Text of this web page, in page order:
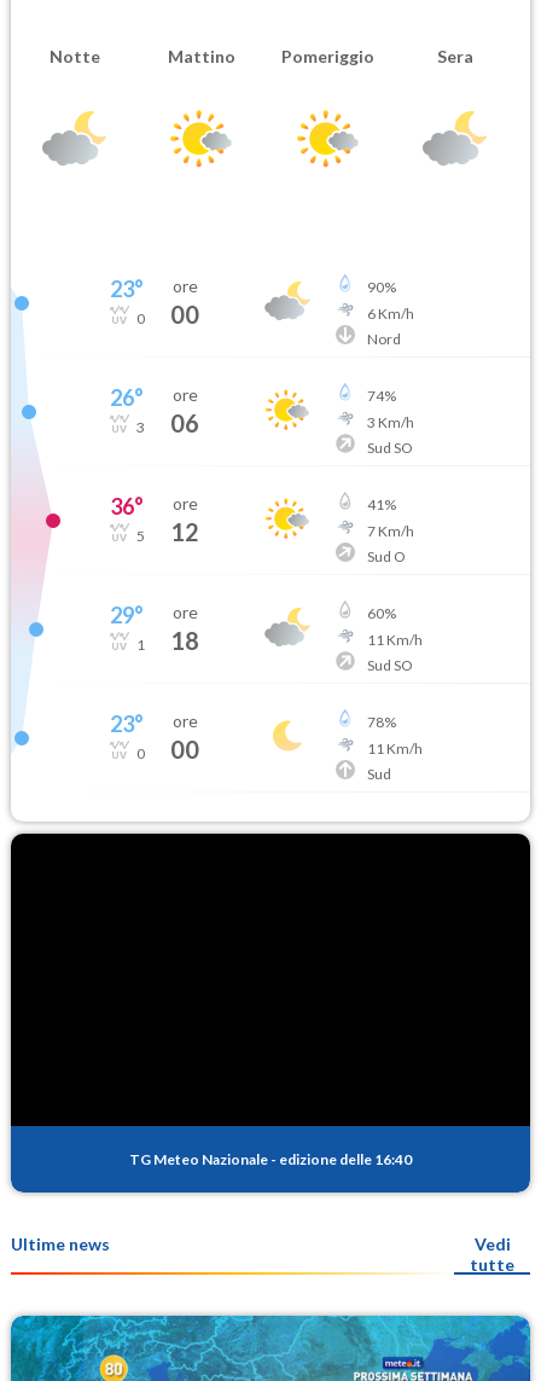
Notte Mattino Pomeriggio Sera
23°
0
ore
00
90%
6Km/h
Nord
26°
3
ore
06
74%
3 Km/h
Sud SO
36°
5
ore
12
41%
7Km/h
Sud O
29°
1
ore
18
60%
11 Km/h
Sud SO
23°
0
ore
00
78%
11 Km/h
Sud
TG Meteo Nazionale - edizione delle 16:40
Ultime news
Vedi
tutte